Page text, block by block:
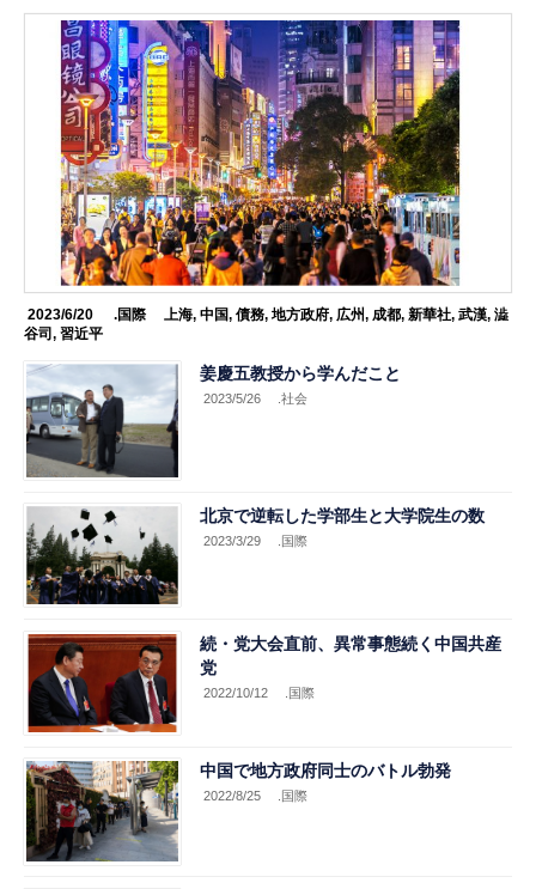
2023/6/20 .国際 上海, 中国, 債務, 地方政府, 広州, 成都, 新華社, 武漢, 澁
谷司,習近平
姜慶五教授から学んだこと
2023/5/26 .社会
北京で逆転した学部生と大学院生の数
2023/3/29 .国際
続・党大会直前、異常事態続く中国共産
党
2022/10/12 .国際
中国で地方政府同士のバトル勃発
2022/8/25 .国際